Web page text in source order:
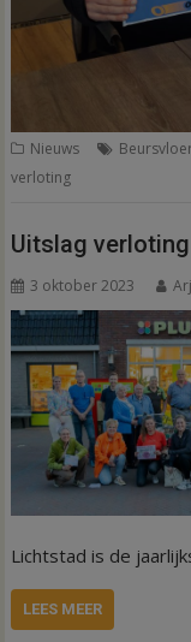
Nieuws
verloting
Uitslag
3 oktober 2023
Lichtstad is de
LEES MEER